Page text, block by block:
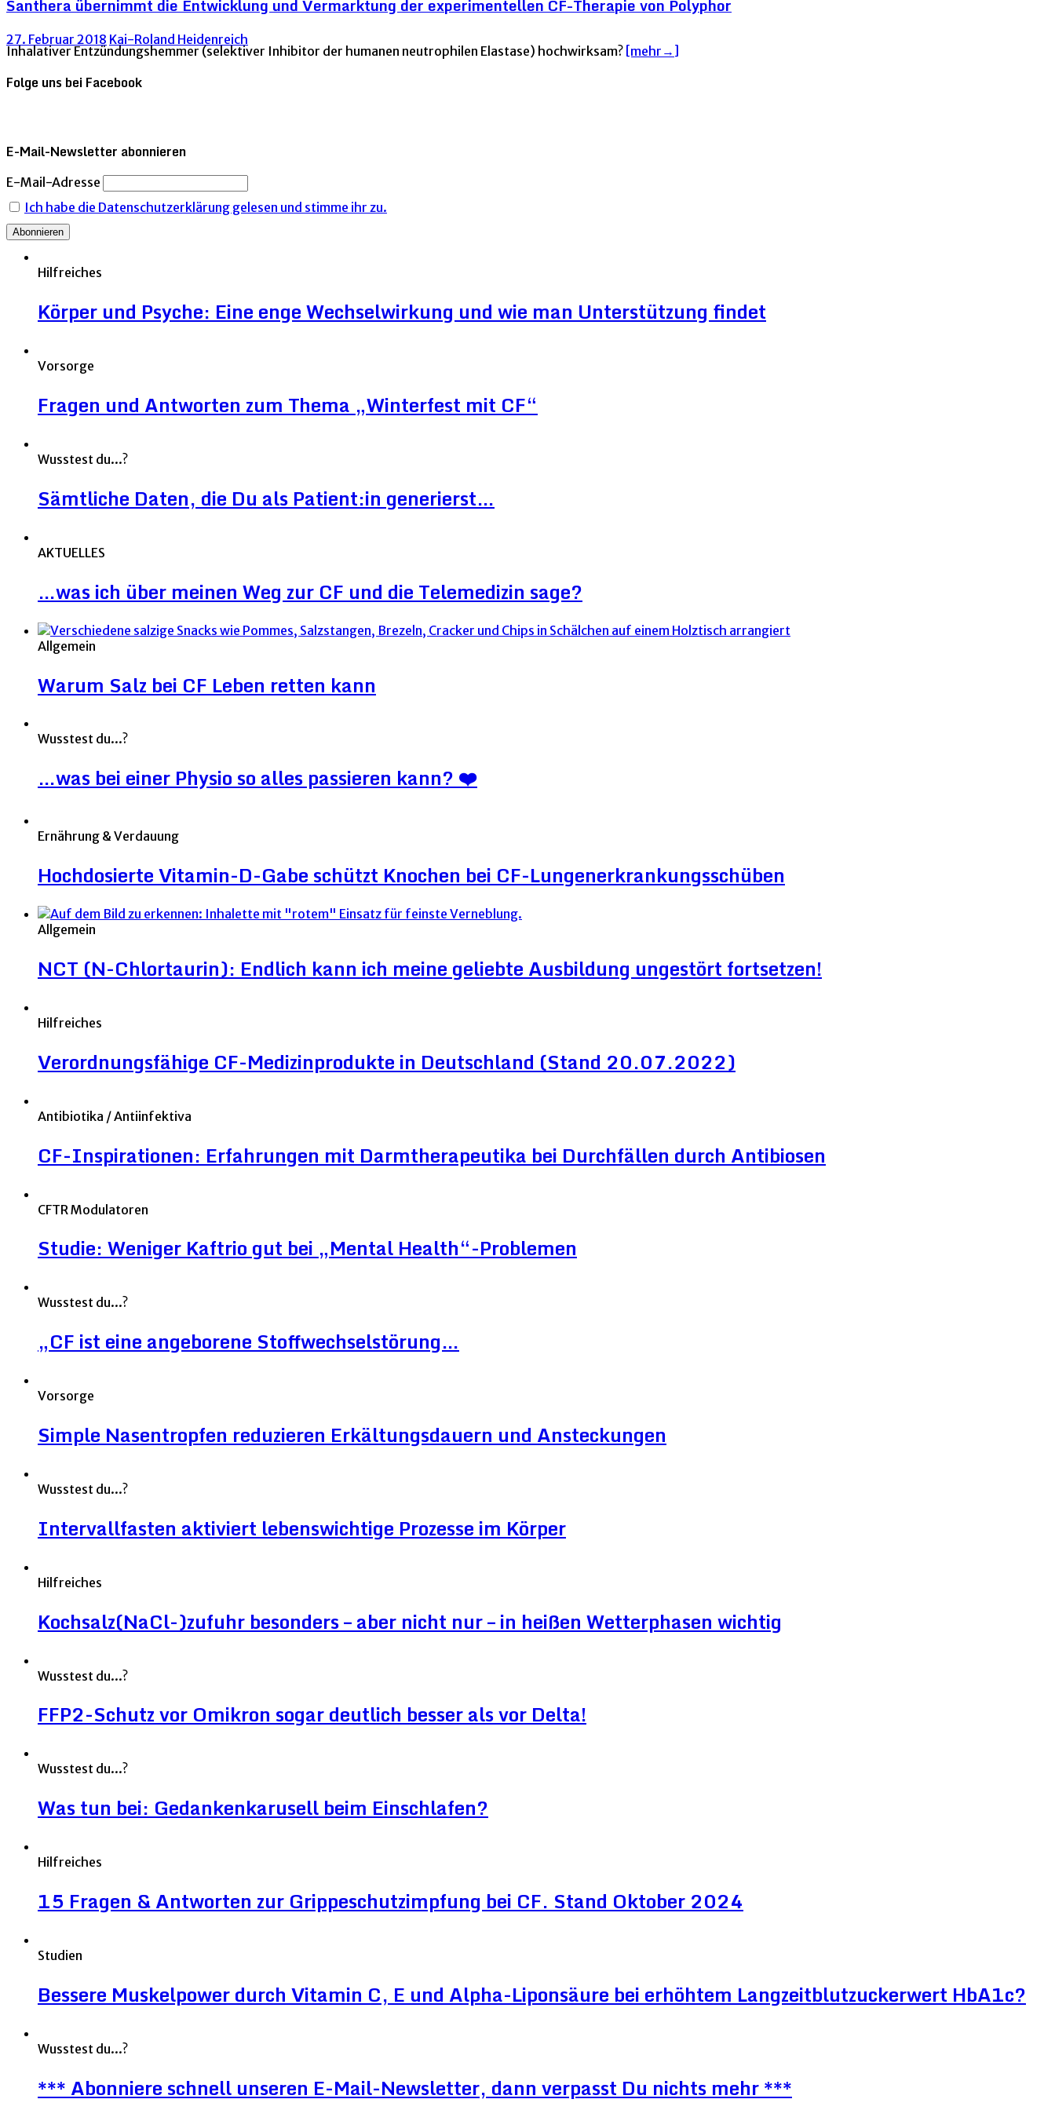
Santhera übernimmt die Entwicklung und Vermarktung der experimentellen CF-Therapie von Polyphor
27. Februar 2018 Kai-Roland Heidenreich
Inhalativer Entzündungshemmer (selektiver Inhibitor der humanen neutrophilen Elastase) hochwirksam? [mehr→]
Folge uns bei Facebook
E-Mail-Newsletter abonnieren
E-Mail-Adresse
Ich habe die Datenschutzerklärung gelesen und stimme ihr zu.
Hilfreiches
Körper und Psyche: Eine enge Wechselwirkung und wie man Unterstützung findet
Vorsorge
Fragen und Antworten zum Thema „Winterfest mit CF“
Wusstest du...?
Sämtliche Daten, die Du als Patient:in generierst…
AKTUELLES
…was ich über meinen Weg zur CF und die Telemedizin sage?
Allgemein
Warum Salz bei CF Leben retten kann
Wusstest du...?
…was bei einer Physio so alles passieren kann? ❤️
Ernährung & Verdauung
Hochdosierte Vitamin-D-Gabe schützt Knochen bei CF-Lungenerkrankungsschüben
Allgemein
NCT (N-Chlortaurin): Endlich kann ich meine geliebte Ausbildung ungestört fortsetzen!
Hilfreiches
Verordnungsfähige CF-Medizinprodukte in Deutschland (Stand 20.07.2022)
Antibiotika / Antiinfektiva
CF-Inspirationen: Erfahrungen mit Darmtherapeutika bei Durchfällen durch Antibiosen
CFTR Modulatoren
Studie: Weniger Kaftrio gut bei „Mental Health“-Problemen
Wusstest du...?
„CF ist eine angeborene Stoffwechselstörung…
Vorsorge
Simple Nasentropfen reduzieren Erkältungsdauern und Ansteckungen
Wusstest du...?
Intervallfasten aktiviert lebenswichtige Prozesse im Körper
Hilfreiches
Kochsalz(NaCl-)zufuhr besonders – aber nicht nur – in heißen Wetterphasen wichtig
Wusstest du...?
FFP2-Schutz vor Omikron sogar deutlich besser als vor Delta!
Wusstest du...?
Was tun bei: Gedankenkarusell beim Einschlafen?
Hilfreiches
15 Fragen & Antworten zur Grippeschutzimpfung bei CF. Stand Oktober 2024
Studien
Bessere Muskelpower durch Vitamin C, E und Alpha-Liponsäure bei erhöhtem Langzeitblutzuckerwert HbA1c?
Wusstest du...?
*** Abonniere schnell unseren E-Mail-Newsletter, dann verpasst Du nichts mehr ***